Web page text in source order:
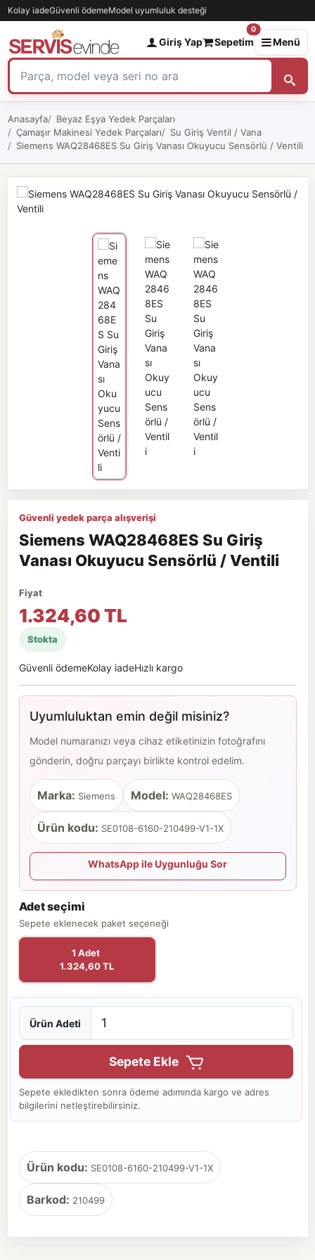
Kolay iadeGüvenli ödemeModel uyumluluk desteği
Giriş Yap Sepetim
0
Menü
Anasayfa
Beyaz Eşya Yedek Parçaları
Çamaşır Makinesi Yedek Parçaları
Su Giriş Ventil / Vana
Siemens WAQ28468ES Su Giriş Vanası Okuyucu Sensörlü / Ventili
Güvenli yedek parça alışverişi
Siemens WAQ28468ES Su Giriş
Vanası Okuyucu Sensörlü / Ventili
Fiyat
1.324,60 TL
Stokta
Güvenli ödemeKolay iadeHızlı kargo
Uyumluluktan emin değil misiniz?
Model numaranızı veya cihaz etiketinizin fotoğrafını
gönderin, doğru parçayı birlikte kontrol edelim.
Marka: Siemens Model: WAQ28468ES
Ürün kodu: SE0108-6160-210499-V1-1X
WhatsApp ile Uygunluğu Sor
Adet seçimi
Sepete eklenecek paket seçeneği
1 Adet
1.324,60 TL
Ürün Adeti
Sepete Ekle
Sepete ekledikten sonra ödeme adımında kargo ve adres
bilgilerini netleştirebilirsiniz.
Ürün kodu: SE0108-6160-210499-V1-1X
Barkod: 210499